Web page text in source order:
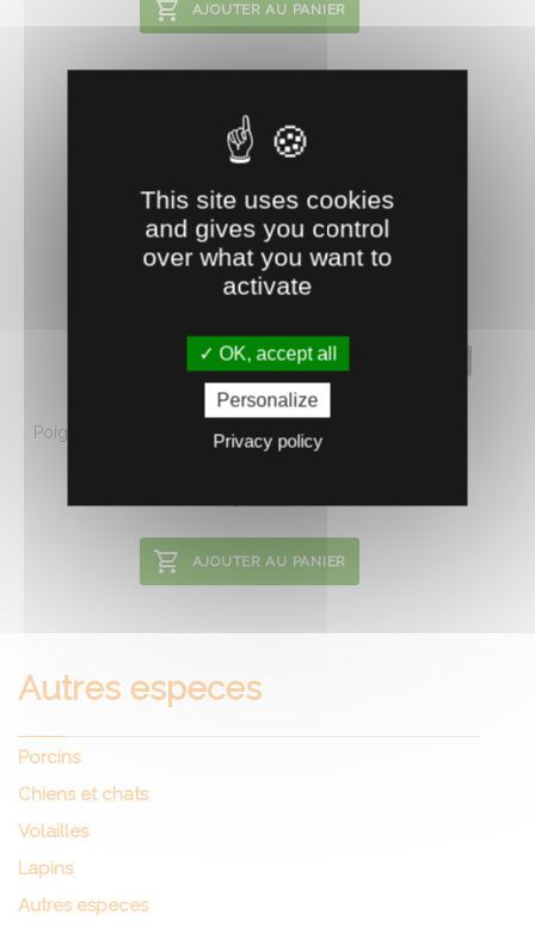
AJOUTER AU PANIER
POIGNÉE DE RUCHE ST ÉTIENNE 19 CM
Poignée acier zingué, à fixer avec des vis à l'extérieur du
corps ...
AJOUTER AU PANIER
Autres especes
Porcins
Chiens et chats
Volailles
Lapins
Autres especes
This site uses cookies
and gives you control
over what you want to
activate
OK, accept all
Personalize
Privacy policy